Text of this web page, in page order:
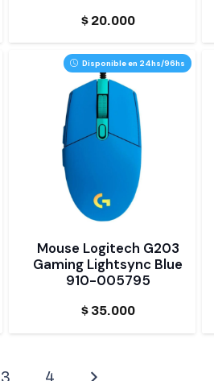
$20.000
Disponible en 24hs/96hs
Mouse Logitech G203
Gaming Lightsync Blue
910-005795
$35.000